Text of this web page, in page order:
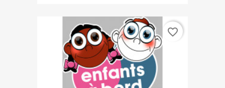
favorite_border